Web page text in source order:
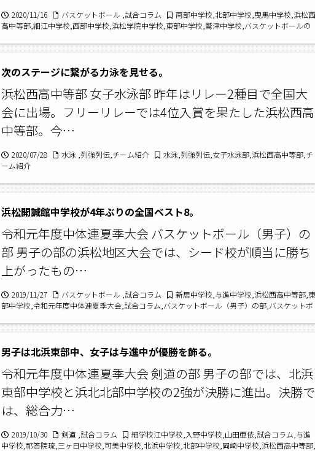
2020/11/16 バスケットボール ,試合コラム
南部中学校,北部中学校,曳馬中学校,浜松西
高中等部,細江中学校,西部中学校,浜松学院中学校,東部中学校,鷲津中学校,バスケットボールの
スケットボール,浜松開誠館中学校,新居中学校
次のステージに繋がる力泳を見せる。
浜松西高中等部 女子水泳部 昨年はリレー2種目で全国大
会に出場。フリーリレーでは4位入賞を果たした浜松西高
中等部。今…
2020/07/28 水泳 ,列強列伝,チーム紹介
水泳,列強列伝,女子水泳部,浜松西高中等部,チ
ーム紹介
浜松開誠館中学校が4年ぶりの全国ベスト8。
令和元年度中体連夏季大会 バスケットボール（男子）の
部 男子の部の浜松地区大会では、シード校が順当に勝ち
上がったもの…
2019/11/27 バスケットボール ,試合コラム
新居中学校,与進中学校,浜松西高中等部,東
部中学校,令和元年度中体連夏季大会,試合コラム,バスケットボール（男子）の部,バスケットボ
男子は北浜東部中、女子は与進中が優勝を飾る。
令和元年度中体連夏季大会 剣道の部 男子の部では、北浜
東部中学校と浜北北部中学校の2強が決勝に進出。決勝で
は、総合力…
2019/10/30 剣道 ,試合コラム
細学校江中学校,入野中学校,山田亜依,試合コラム,与進
中学校,祁答院琉,三ヶ日中学校,可美中学校,北浜中学校,北部中学校,岡崎中学校,浜松西高中等部,